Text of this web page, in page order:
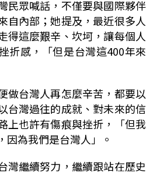
民眾喊話，不僅要與國際夥伴
自內部；她提及，最近很多人
得這麼艱辛、坎坷，讓每個人
折感，「但是台灣這400年來
做台灣人再怎麼辛苦，都要以
台灣過往的成就、對未來的信
上也許有傷痕與挫折，「但我
因為我們是台灣人」。
灣繼續努力，繼續跟站在歷史